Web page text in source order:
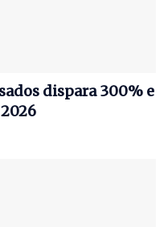
dispara 300% e